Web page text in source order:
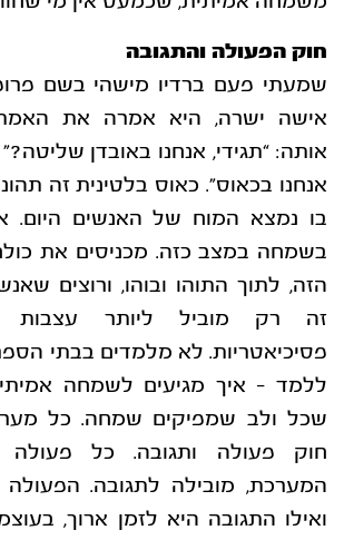
חוק הפעולה והתגובה
שמעתי פעם ברדיו מישהי בשם
אישה ישרה, היא אמרה את
אותה: “תגידי, אנחנו באובדן
אנחנו בכאוס”. כאוס בלטינית זה תהונ
בו נמצא המוח של האנשים היום.
בשמחה במצב כזה. מכניסים את
הזה, לתוך התוהו ובוהו, ורוצים
זה רק מוביל ליותר עצבות
פסיכיאטריות. לא מלמדים בבתי
ללמד – איך מגיעים לשמחה
שכל ולב שמפיקים שמחה. כל
חוק פעולה ותגובה. כל
המערכת, מובילה לתגובה. הפעולה
ואילו התגובה היא לזמן ארוך,